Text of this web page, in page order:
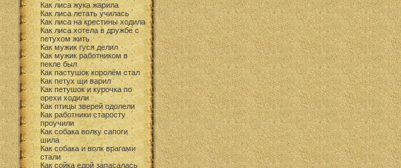
Как лиса жука жарила
Как лиса летать училась
Как лиса на крестины ходила
Как лиса хотела в дружбе с
петухом жить
Как мужик гуся делил
Как мужик работником в
пекле был
Как пастушок королём стал
Как петух щи варил
Как петушок и курочка по
орехи ходили
Как птицы зверей одолели
Как работники старосту
проучили
Как собака волку сапоги
шила
Как собака и волк врагами
стали
Как сойка едой запасалась